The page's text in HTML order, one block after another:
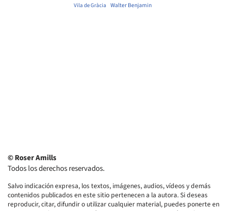
Vila de Gràcia Walter Benjamin
© Roser Amills
Todos los derechos reservados.
Salvo indicación expresa, los textos, imágenes, audios, vídeos y demás
contenidos publicados en este sitio pertenecen a la autora. Si deseas
reproducir, citar, difundir o utilizar cualquier material, puedes ponerte en